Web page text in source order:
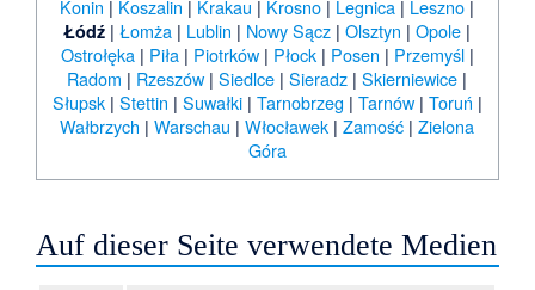
Konin | Koszalin | Krakau | Krosno | Legnica | Leszno |
Łódź |Łomża | Lublin | Nowy Sącz |Olsztyn |Opole |
Ostrołęka| Piła| Piotrków| Płock| Posen | Przemyśl|
Radom | Rzeszów |Siedlce |Sieradz |Skierniewice |
Słupsk| Stettin | Suwałki| Tarnobrzeg | Tarnów| Toruń |
Wałbrzych |Warschau |Włocławek |Zamość |Zielona
Góra
Auf dieser Seite verwendete Medien